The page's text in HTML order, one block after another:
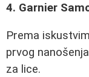
4. Garnier
Prema
prvog
za lice.